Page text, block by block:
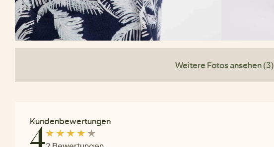
Weitere Fotos ansehen (3)
Kundenbewertungen
4